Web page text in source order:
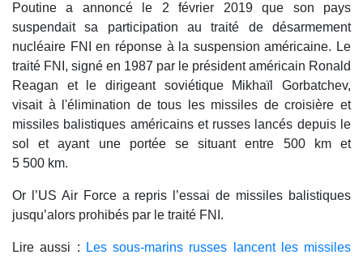
Poutine a annoncé le 2 février 2019 que son pays
suspendait sa participation au traité de désarmement
nucléaire FNI en réponse à la suspension américaine. Le
traité FNI, signé en 1987 par le président américain Ronald
Reagan et le dirigeant soviétique Mikhaïl Gorbatchev,
visait à l'élimination de tous les missiles de croisière et
missiles balistiques américains et russes lancés depuis le
sol et ayant une portée se situant entre 500 km et
5 500 km.
Or l’US Air Force a repris l’essai de missiles balistiques
jusqu’alors prohibés par le traité FNI.
Lire aussi :
Les sous-marins russes lancent les missiles